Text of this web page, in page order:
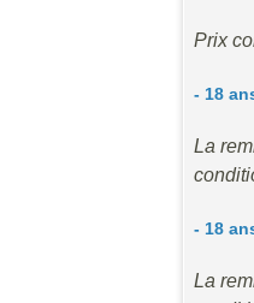
Prix
- 18
La
- 18
La